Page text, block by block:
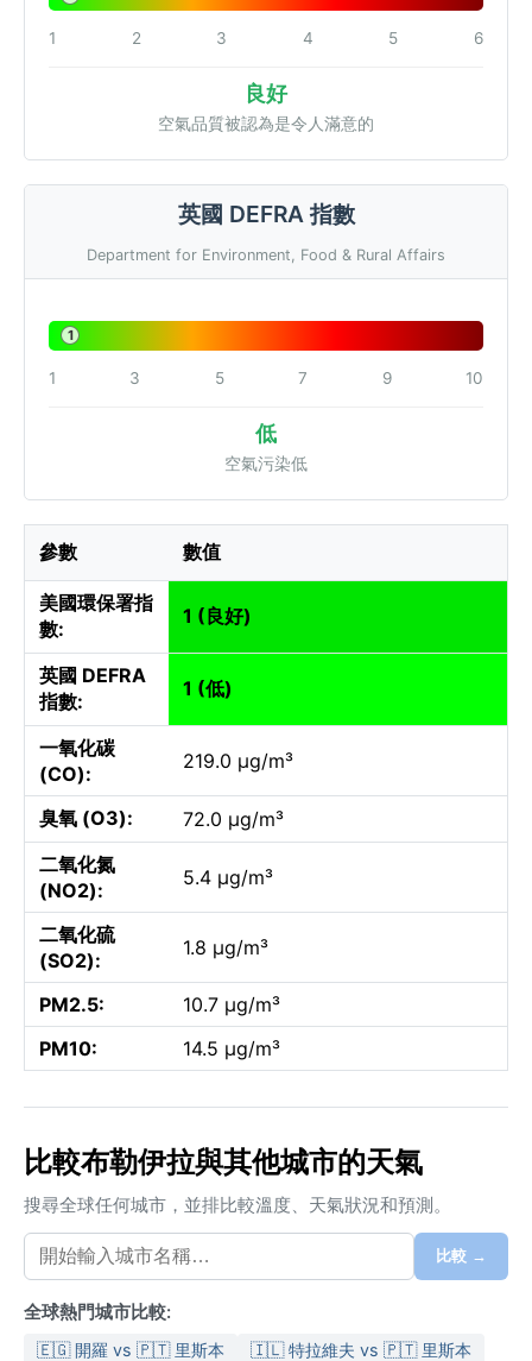
1 2 3 4 5 6
良好
空氣品質被認為是令人滿意的
英國 DEFRA 指數
Department for Environment, Food & Rural Affairs
1
1 3 5 7 9 10
低
空氣污染低
參數 數值
美國環保署指
數:
1 (良好)
英國 DEFRA
指數:
1 (低)
一氧化碳
(CO):
219.0 µg/m³
臭氧 (O3):
72.0 µg/m³
二氧化氮
(NO2):
5.4 µg/m³
二氧化硫
(SO2):
1.8 µg/m³
PM2.5:
10.7 µg/m³
PM10:
14.5 µg/m³
比較布勒伊拉與其他城市的天氣
搜尋全球任何城市，並排比較溫度、天氣狀況和預測。
比較 →
全球熱門城市比較:
🇪🇬 開羅 vs 🇵🇹 里斯本
🇮🇱 特拉維夫 vs 🇵🇹 里斯本